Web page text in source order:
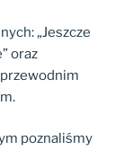
„Jeszcze
oraz
poznaliśmy